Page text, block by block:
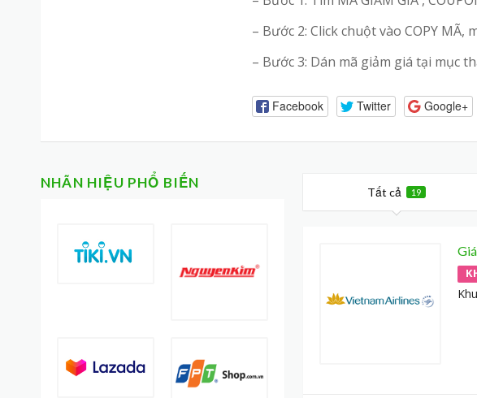
– Bước 2: Click chuột vào COPY
– Bước 3: Dán mã giảm giá tại mục
Facebook Twitter Google+
Tất cả 19
NHÃN HIỆU PHỔ BIẾN